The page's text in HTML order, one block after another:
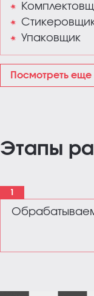
Упаковщик
Посмотреть еще
Этапы
1